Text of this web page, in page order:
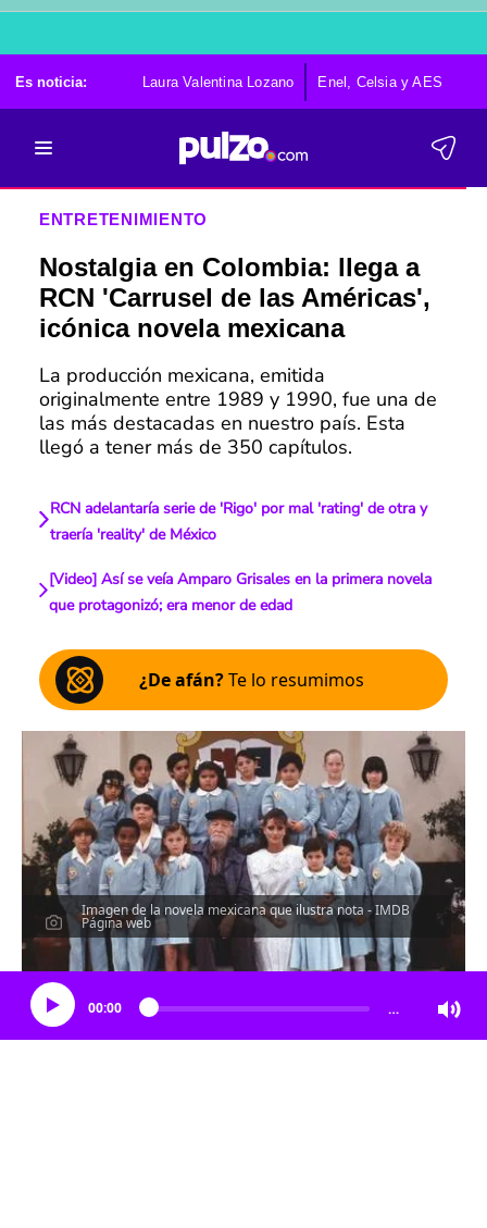
Es noticia: Laura Valentina Lozano Enel, Celsia y AES
ENTRETENIMIENTO
Nostalgia en Colombia: llega a
RCN 'Carrusel de las Américas',
icónica novela mexicana
La producción mexicana, emitida
originalmente entre 1989 y 1990, fue una de
las más destacadas en nuestro país. Esta
llegó a tener más de 350 capítulos.
RCN adelantaría serie de 'Rigo' por mal 'rating' de otra y
traería 'reality' de México
[Video] Así se veía Amparo Grisales en la primera novela
que protagonizó; era menor de edad
¿De afán?Te lo resumimos
Imagen de la novela mexicana que ilustra nota - IMDB
Página web
Escucha el artículo
00:00 …